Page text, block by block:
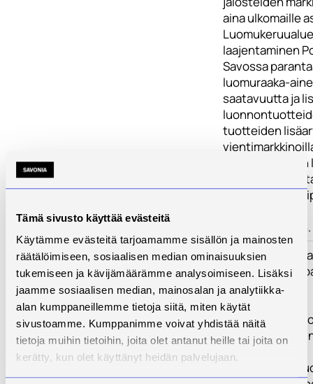
Tämä sivusto käyttää evästeitä
Käytämme evästeitä tarjoamamme sisällön ja mainosten
räätälöimiseen, sosiaalisen median ominaisuuksien
tukemiseen ja kävijämäärämme analysoimiseen. Lisäksi
jaamme sosiaalisen median, mainosalan ja analytiikka-
alan kumppaneillemme tietoja siitä, miten käytät
sivustoamme. Kumppanimme voivat yhdistää näitä
tietoja muihin tietoihin, joita olet antanut heille tai joita on
kerätty, kun olet käyttänyt heidän palvelujaan.
aina ulkomaille
laajentaminen
Savossa
luomuraaka-
saatavuutta ja
tuotteiden
hyödyntää
hoitotuotteisiin.
Toimenpiteet
Hanke
seuraavien
avulla:
TP1:
raaka-
kehittäminen
TP2: